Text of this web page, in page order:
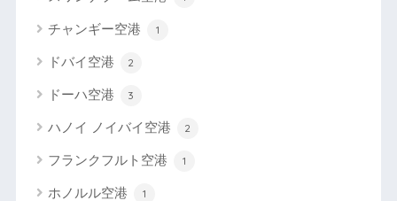
チャンギー空港 1
ドバイ空港 2
ドーハ空港 3
ハノイ ノイバイ空港 2
フランクフルト空港 1
ホノルル空港 1